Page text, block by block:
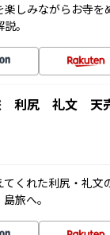
しみながらお寺
。
利尻 礼文 天
くれた利尻・礼文
旅へ。